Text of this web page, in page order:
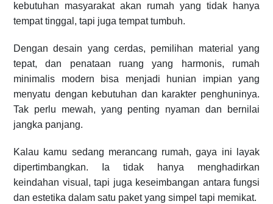
kebutuhan masyarakat akan rumah yang tidak hanya
tempat tinggal, tapi juga tempat tumbuh.
Dengan desain yang cerdas, pemilihan material yang
tepat, dan penataan ruang yang harmonis, rumah
minimalis modern bisa menjadi hunian impian yang
menyatu dengan kebutuhan dan karakter penghuninya.
Tak perlu mewah, yang penting nyaman dan bernilai
jangka panjang.
Kalau kamu sedang merancang rumah, gaya ini layak
dipertimbangkan. Ia tidak hanya menghadirkan
keindahan visual, tapi juga keseimbangan antara fungsi
dan estetika dalam satu paket yang simpel tapi memikat.